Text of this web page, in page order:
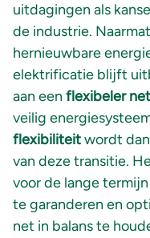
uitdagingen als
de industrie.
hernieuwbare
elektrificatie blijft
aan een flexibeler net
veilig
flexibiliteitwordt
van deze transitie.
voor de lange
te garanderen en
net in balans te